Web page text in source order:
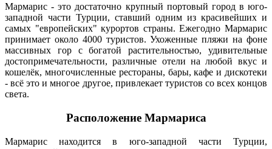
Мармарис - это достаточно крупный портовый город в юго-
западной части Турции, ставший одним из красивейших и
самых "европейских" курортов страны. Ежегодно Мармарис
принимает около 4000 туристов. Ухоженные пляжи на фоне
массивных гор с богатой растительностью, удивительные
достопримечательности, различные отели на любой вкус и
кошелёк, многочисленные рестораны, бары, кафе и дискотеки
- всё это и многое другое, привлекает туристов со всех концов
света.
Расположение Мармариса
Мармарис находится в юго-западной части Турции,